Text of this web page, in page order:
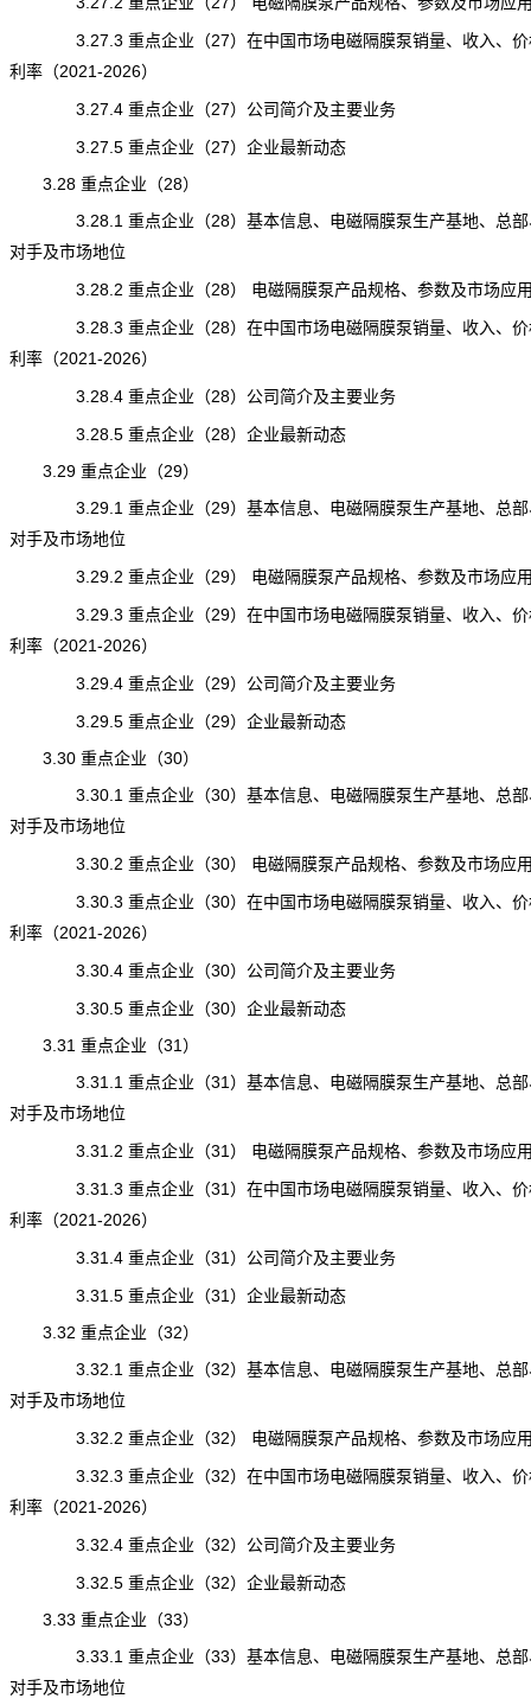
3.27.3 重点企业（27）在中国市场电磁隔膜泵销量、收入、价
利率（2021-2026）
3.27.4 重点企业（27）公司简介及主要业务
3.27.5 重点企业（27）企业最新动态
3.28 重点企业（28）
3.28.1 重点企业（28）基本信息、电磁隔膜泵生产基地、总部
对手及市场地位
3.28.2 重点企业（28） 电磁隔膜泵产品规格、参数及市场应
3.28.3 重点企业（28）在中国市场电磁隔膜泵销量、收入、价
利率（2021-2026）
3.28.4 重点企业（28）公司简介及主要业务
3.28.5 重点企业（28）企业最新动态
3.29 重点企业（29）
3.29.1 重点企业（29）基本信息、电磁隔膜泵生产基地、总部
对手及市场地位
3.29.2 重点企业（29） 电磁隔膜泵产品规格、参数及市场应
3.29.3 重点企业（29）在中国市场电磁隔膜泵销量、收入、价
利率（2021-2026）
3.29.4 重点企业（29）公司简介及主要业务
3.29.5 重点企业（29）企业最新动态
3.30 重点企业（30）
3.30.1 重点企业（30）基本信息、电磁隔膜泵生产基地、总部
对手及市场地位
3.30.2 重点企业（30） 电磁隔膜泵产品规格、参数及市场应
3.30.3 重点企业（30）在中国市场电磁隔膜泵销量、收入、价
利率（2021-2026）
3.30.4 重点企业（30）公司简介及主要业务
3.30.5 重点企业（30）企业最新动态
3.31 重点企业（31）
3.31.1 重点企业（31）基本信息、电磁隔膜泵生产基地、总部
对手及市场地位
3.31.2 重点企业（31） 电磁隔膜泵产品规格、参数及市场应
3.31.3 重点企业（31）在中国市场电磁隔膜泵销量、收入、价
利率（2021-2026）
3.31.4 重点企业（31）公司简介及主要业务
3.31.5 重点企业（31）企业最新动态
3.32 重点企业（32）
3.32.1 重点企业（32）基本信息、电磁隔膜泵生产基地、总部
对手及市场地位
3.32.2 重点企业（32） 电磁隔膜泵产品规格、参数及市场应
3.32.3 重点企业（32）在中国市场电磁隔膜泵销量、收入、价
利率（2021-2026）
3.32.4 重点企业（32）公司简介及主要业务
3.32.5 重点企业（32）企业最新动态
3.33 重点企业（33）
3.33.1 重点企业（33）基本信息、电磁隔膜泵生产基地、总部
对手及市场地位